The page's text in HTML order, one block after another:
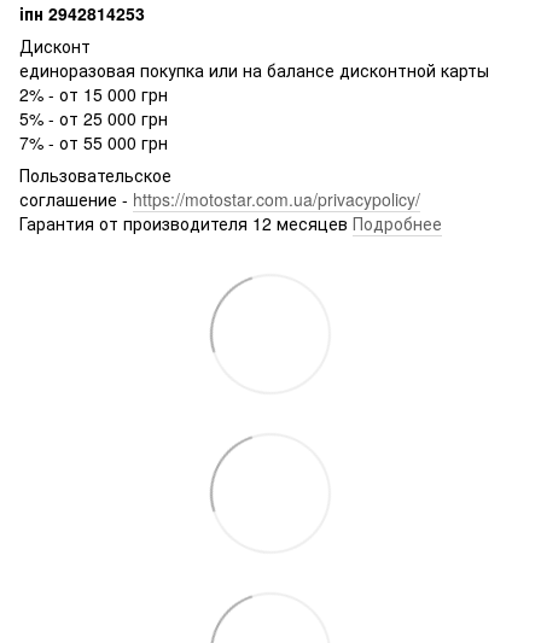
iпн 2942814253
Дисконт
единоразовая покупка или на балансе дисконтной карты
2% - от 15 000 грн
5% - от 25 000 грн
7% - от 55 000 грн
Пользовательское
соглашение - https://motostar.com.ua/privacypolicy/
Гарантия от производителя 12 месяцев Подробнее